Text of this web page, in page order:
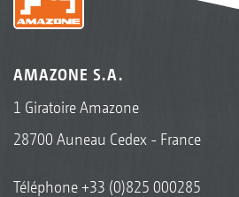
AMAZONE S.A.
1 Giratoire Amazone
28700 Auneau Cedex - France
Téléphone+33 (0)825 000285